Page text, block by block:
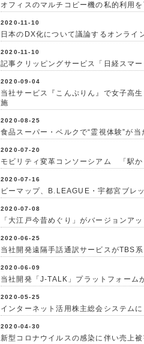
オフィスのマルチコピー機の私的利用
2020-11-10
日本のDX化について議論するオンライ
2020-11-10
記事クリッピングサービス「日経スマ
2020-09-04
当社サービス『こんぷりん』で女子高
施
2020-08-25
食品スーパー・ベルクで“霊視体験”が
2020-07-20
モビリティ変革コンソーシアム 「駅
2020-07-16
ビーマップ、B.LEAGUE・宇都宮ブレ
2020-07-08
「大江戸今昔めぐり」がバージョン
2020-06-25
当社開発遠隔手話通訳サービスがTBS
2020-06-09
当社開発「J-TALK」プラットフォーム
2020-05-25
インターネット活用株主総会システム
2020-04-30
新型コロナウイルスの感染に伴い売上